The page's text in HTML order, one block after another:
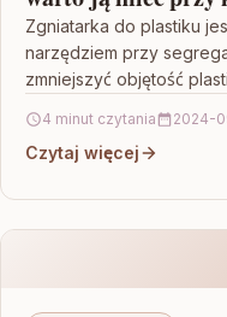
Zgniatarka do plastiku
narzędziem przy
zmniejszyć objętość
4 minut czytania 2024-
Czytaj więcej